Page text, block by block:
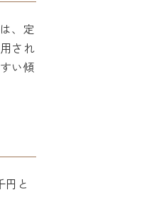
、定
され
い傾
と